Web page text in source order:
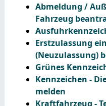
Abmeldung /
Fahrzeug
Erstzulassung
(Neuzulassung)
Grünes
Kennzeichen -
melden
Kraftfahrzeug -